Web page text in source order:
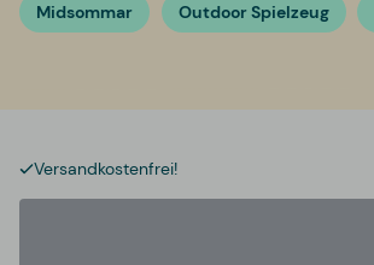
Midsommar Outdoor Spielzeug
Versandkostenfrei!